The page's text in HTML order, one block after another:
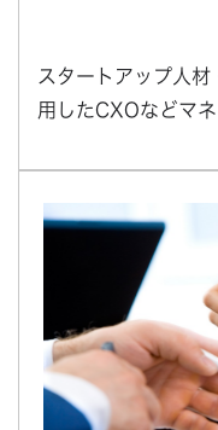
スタートアップ人
用したCXOなどマ